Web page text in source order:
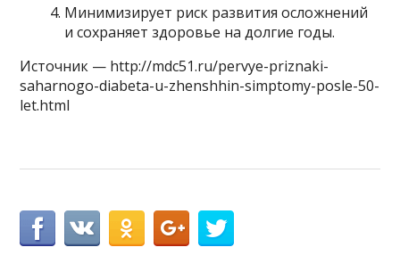
Минимизирует риск развития осложнений
и сохраняет здоровье на долгие годы.
Источник — http://mdc51.ru/pervye-priznaki-
saharnogo-diabeta-u-zhenshhin-simptomy-posle-50-
let.html